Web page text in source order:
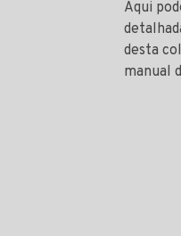
Aqui
desta
manual